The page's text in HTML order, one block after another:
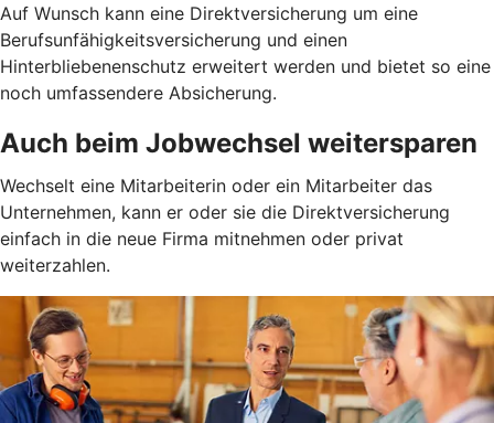
Auf Wunsch kann eine Direktversicherung um eine
Berufsunfähigkeitsversicherung und einen
Hinterbliebenenschutz erweitert werden und bietet so eine
noch umfassendere Absicherung.
Auch beim Jobwechsel weitersparen
Wechselt eine Mitarbeiterin oder ein Mitarbeiter das
Unternehmen, kann er oder sie die Direktversicherung
einfach in die neue Firma mitnehmen oder privat
weiterzahlen.